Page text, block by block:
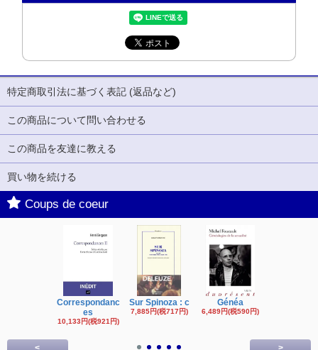
特定商取引法に基づく表記 (返品など)
この商品について問い合わせる
この商品を友達に教える
買い物を続ける
Coups de coeur
Correspondanc
es
10,133円(税921円)
Sur Spinoza : c
7,885円(税717円)
Généa
6,489円(税590円)